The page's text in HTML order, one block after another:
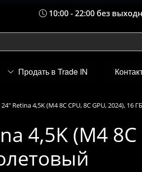
10:00 - 22:00 без
Продать в Trade IN
Retina 4,5K (M4 8C CPU, 8C GPU, 2024), 16
4,5K (M4 8C